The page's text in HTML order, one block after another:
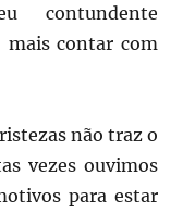
contundente
mais contar com
não traz o
vezes ouvimos
para estar